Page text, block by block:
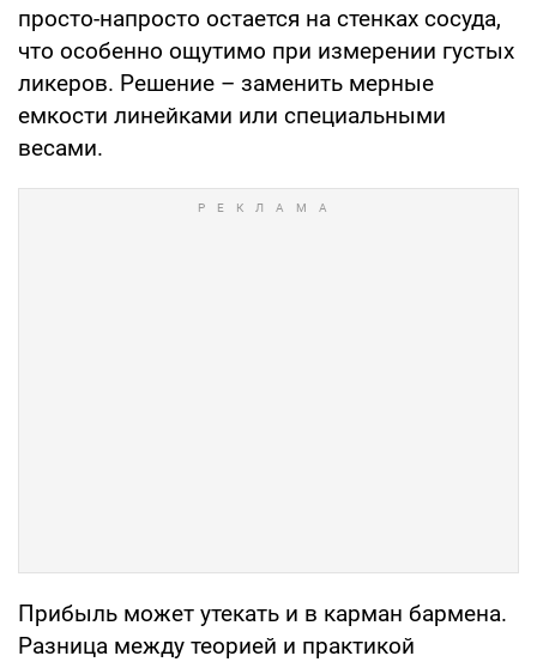
просто-напросто остается на стенках сосуда,
что особенно ощутимо при измерении густых
ликеров. Решение – заменить мерные
емкости линейками или специальными
весами.
Прибыль может утекать и в карман бармена.
Разница между теорией и практикой